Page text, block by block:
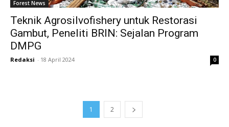
Forest News
Teknik Agrosilvofishery untuk Restorasi
Gambut, Peneliti BRIN: Sejalan Program
DMPG
Redaksi - 18 April 2024 0
1 2